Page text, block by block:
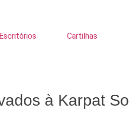
Escritórios Cartilhas
à Karpat